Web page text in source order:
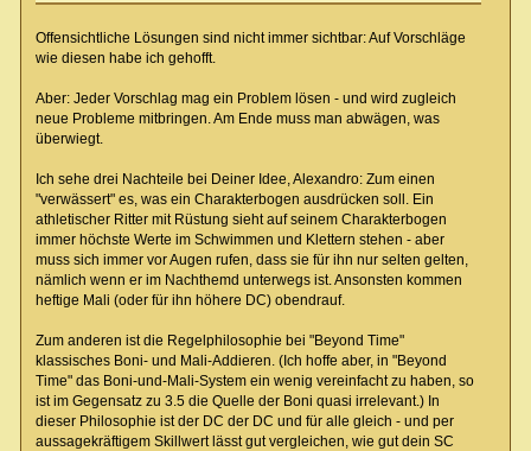
Offensichtliche Lösungen sind nicht immer sichtbar: Auf Vorschläge
wie diesen habe ich gehofft.
Aber: Jeder Vorschlag mag ein Problem lösen - und wird zugleich
neue Probleme mitbringen. Am Ende muss man abwägen, was
überwiegt.
Ich sehe drei Nachteile bei Deiner Idee, Alexandro: Zum einen
"verwässert" es, was ein Charakterbogen ausdrücken soll. Ein
athletischer Ritter mit Rüstung sieht auf seinem Charakterbogen
immer höchste Werte im Schwimmen und Klettern stehen - aber
muss sich immer vor Augen rufen, dass sie für ihn nur selten gelten,
nämlich wenn er im Nachthemd unterwegs ist. Ansonsten kommen
heftige Mali (oder für ihn höhere DC) obendrauf.
Zum anderen ist die Regelphilosophie bei "Beyond Time"
klassisches Boni- und Mali-Addieren. (Ich hoffe aber, in "Beyond
Time" das Boni-und-Mali-System ein wenig vereinfacht zu haben, so
ist im Gegensatz zu 3.5 die Quelle der Boni quasi irrelevant.) In
dieser Philosophie ist der DC der DC und für alle gleich - und per
aussagekräftigem Skillwert lässt gut vergleichen, wie gut dein SC